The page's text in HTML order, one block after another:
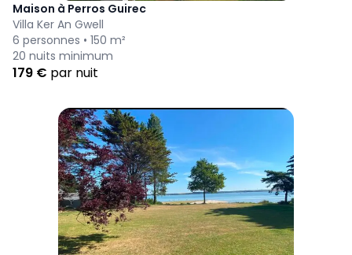
Maison à Perros Guirec
Villa Ker An Gwell
6 personnes • 150 m²
20 nuits minimum
179 € par nuit